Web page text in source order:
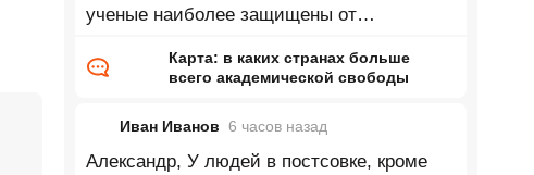
ученые наиболее защищены от
Карта: в каких странах больше
всего академической свободы
Иван Иванов 6 часов назад
Александр, У людей в постсовке, кроме